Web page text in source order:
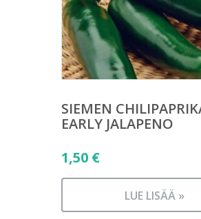
SIEMEN
EARLY JALAPENO
1,50 €
LUE LISÄÄ »